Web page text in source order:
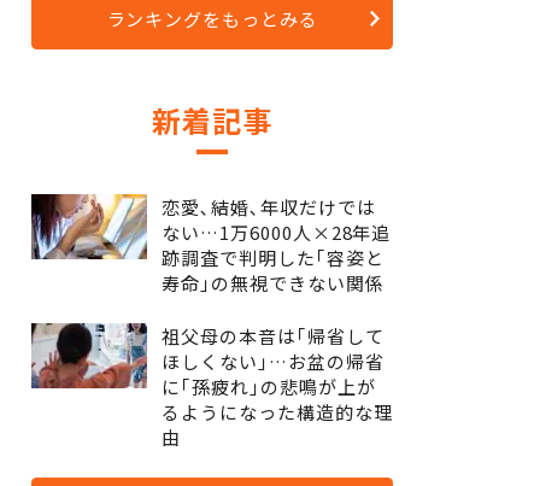
ランキングをもっとみる
新着記事
恋愛､結婚､年収だけでは
ない…1万6000人×28年追
跡調査で判明した｢容姿と
寿命｣の無視できない関係
祖父母の本音は｢帰省して
ほしくない｣…お盆の帰省
に｢孫疲れ｣の悲鳴が上が
るようになった構造的な理
由